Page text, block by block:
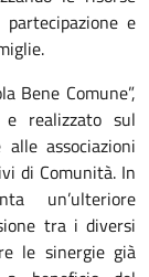
e
Bene Comune”,
e realizzato sul
associazioni
di Comunità. In
un’ulteriore
tra i diversi
le sinergie già